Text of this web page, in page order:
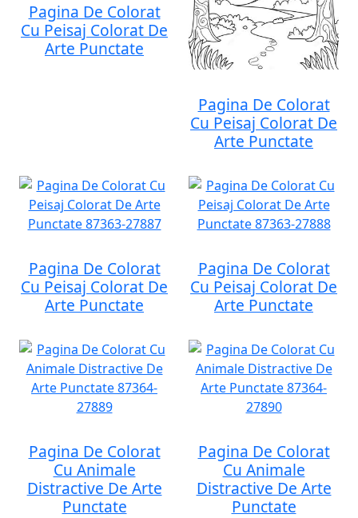
Pagina De Colorat
Cu Peisaj Colorat De
Arte Punctate
Pagina De Colorat
Cu Peisaj Colorat De
Arte Punctate
Pagina De Colorat
Cu Peisaj Colorat De
Arte Punctate
Pagina De Colorat
Cu Peisaj Colorat De
Arte Punctate
Pagina De Colorat
Cu Animale
Distractive De Arte
Punctate
Pagina De Colorat
Cu Animale
Distractive De Arte
Punctate